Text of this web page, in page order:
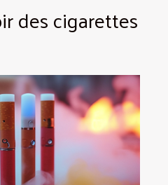
des cigarettes